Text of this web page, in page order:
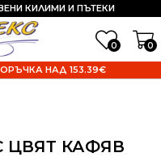
0 0
КИЛИМИ И ПЪТЕКИ
НАД 153.39€
ЦВЯТ КАФЯВ